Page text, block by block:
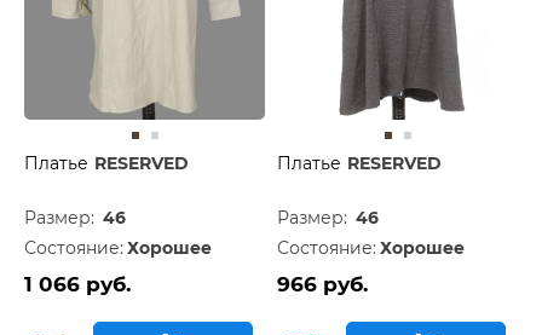
Платье RESERVED
Размер: 46
Состояние: Хорошее
1 066 руб.
Платье RESERVED
Размер: 46
Состояние: Хорошее
966 руб.